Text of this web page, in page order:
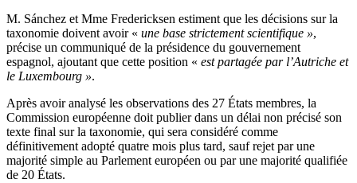
M. Sánchez et Mme Fredericksen estiment que les décisions sur la
taxonomie doivent avoir « une base strictement scientifique »,
précise un communiqué de la présidence du gouvernement
espagnol, ajoutant que cette position « est partagée par l’Autriche et
le Luxembourg ».
Après avoir analysé les observations des 27 États membres, la
Commission européenne doit publier dans un délai non précisé son
texte final sur la taxonomie, qui sera considéré comme
définitivement adopté quatre mois plus tard, sauf rejet par une
majorité simple au Parlement européen ou par une majorité qualifiée
de 20 États.